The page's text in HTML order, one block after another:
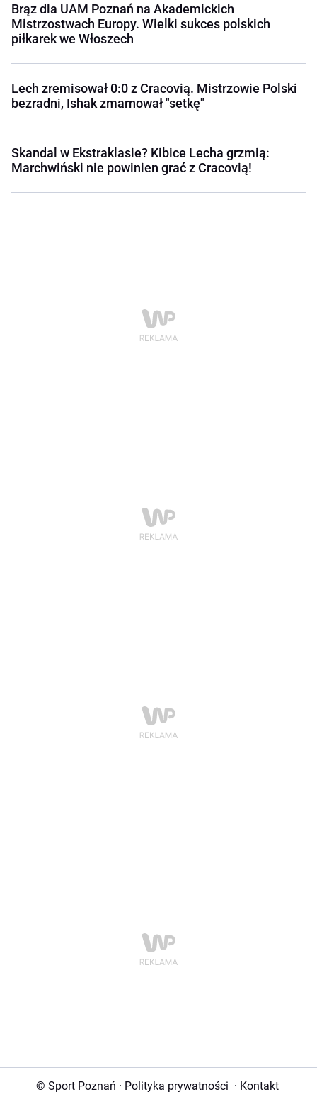
Brąz dla UAM Poznań na Akademickich
Mistrzostwach Europy. Wielki sukces polskich
piłkarek we Włoszech
Lech zremisował 0:0 z Cracovią. Mistrzowie Polski
bezradni, Ishak zmarnował "setkę"
Skandal w Ekstraklasie? Kibice Lecha grzmią:
Marchwiński nie powinien grać z Cracovią!
© Sport Poznań · Polityka prywatności · Kontakt